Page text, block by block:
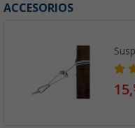
ACCESORIOS
15,